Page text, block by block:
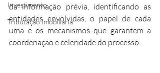
Investimento
Tributação Imobiliária
da informação prévia, identificando as
entidades envolvidas, o papel de cada
uma e os mecanismos que garantem a
coordenação e celeridade do processo.